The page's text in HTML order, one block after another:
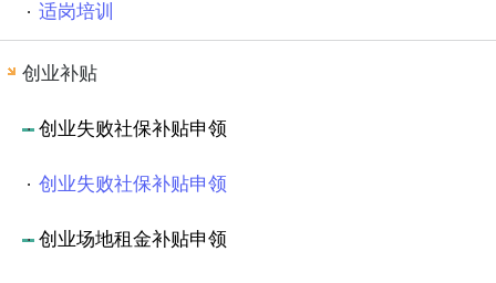
适岗培训
创业补贴
创业失败社保补贴申领
创业失败社保补贴申领
创业场地租金补贴申领